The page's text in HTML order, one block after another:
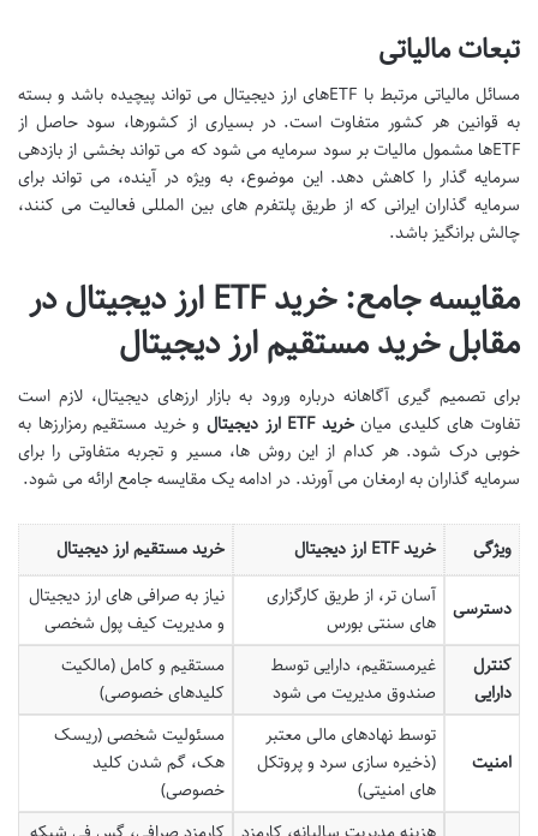
تبعات مالیاتی
مسائل مالیاتی مرتبط با ETFهای ارز دیجیتال می تواند پیچیده باشد و بسته
به قوانین هر کشور متفاوت است. در بسیاری از کشورها، سود حاصل از
ETFها مشمول مالیات بر سود سرمایه می شود که می تواند بخشی از بازدهی
سرمایه گذار را کاهش دهد. این موضوع، به ویژه در آینده، می تواند برای
سرمایه گذاران ایرانی که از طریق پلتفرم های بین المللی فعالیت می کنند،
چالش برانگیز باشد.
مقایسه جامع: خرید ETF ارز دیجیتال در
مقابل خرید مستقیم ارز دیجیتال
برای تصمیم گیری آگاهانه درباره ورود به بازار ارزهای دیجیتال، لازم است
تفاوت های کلیدی میانخرید ETF ارز دیجیتال
و خرید مستقیم رمزارزها به
خوبی درک شود. هر کدام از این روش ها، مسیر و تجربه متفاوتی را برای
سرمایه گذاران به ارمغان می آورند. در ادامه یک مقایسه جامع ارائه می شود.
ویژگی خرید ETF ارز دیجیتال خرید مستقیم ارز دیجیتال
دسترسی
آسان تر، از طریق کارگزاری
های سنتی بورس
نیاز به صرافی های ارز دیجیتال
و مدیریت کیف پول شخصی
کنترل
دارایی
غیرمستقیم، دارایی توسط
صندوق مدیریت می شود
مستقیم و کامل (مالکیت
کلیدهای خصوصی)
امنیت
توسط نهادهای مالی معتبر
(ذخیره سازی سرد و پروتکل
های امنیتی)
مسئولیت شخصی (ریسک
هک، گم شدن کلید
خصوصی)